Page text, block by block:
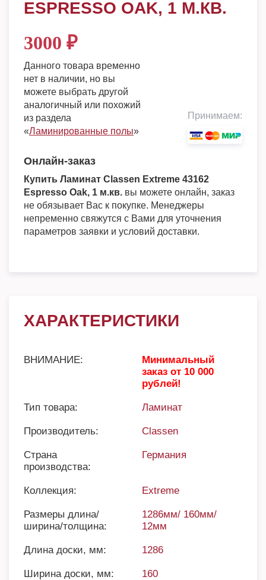
ESPRESSO OAK, 1 М.КВ.
3000 ₽
Данного товара временно
нет в наличии, но вы
можете выбрать другой
аналогичный или похожий
из раздела
«Ламинированные полы»
Принимаем:
Онлайн-заказ
Купить Ламинат Classen Extreme 43162
Espresso Oak, 1 м.кв. вы можете онлайн, заказ
не обязывает Вас к покупке. Менеджеры
непременно свяжутся с Вами для уточнения
параметров заявки и условий доставки.
ХАРАКТЕРИСТИКИ
ВНИМАНИЕ:
Минимальный
заказ от 10 000
рублей!
Тип товара: Ламинат
Производитель: Classen
Страна
производства:
Германия
Коллекция: Extreme
Размеры длина/
ширина/толщина:
1286мм/ 160мм/
12мм
Длина доски, мм: 1286
Ширина доски, мм: 160